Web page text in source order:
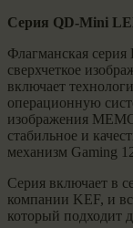
​Серия QD-Mini
​Флагманская
сверхчеткое
включает
операционную
изображения
стабильное и
механизм Gaming
​Серия включает в
компании KEF, и
который подходит